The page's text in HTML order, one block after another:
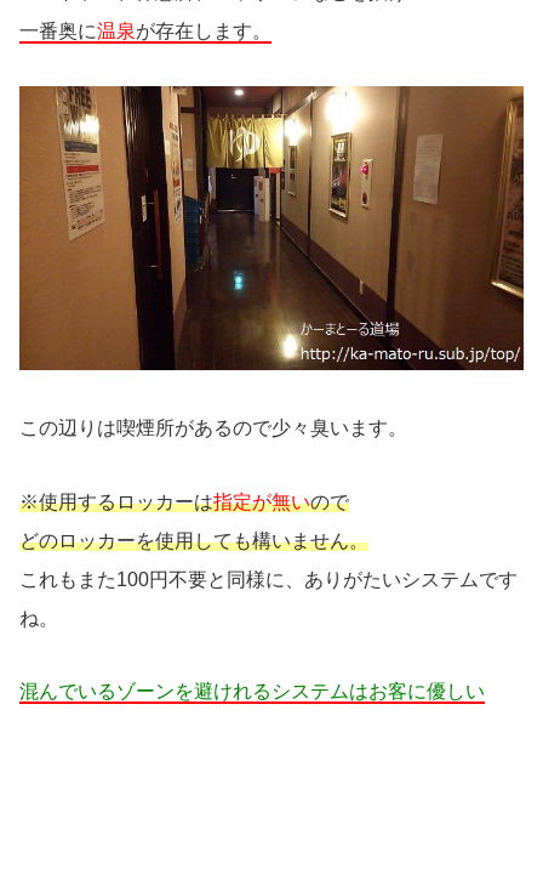
一番奥に温泉が存在します。
この辺りは喫煙所があるので少々臭います。
※使用するロッカーは指定が無いので
どのロッカーを使用しても構いません。
これもまた100円不要と同様に、ありがたいシステムです
ね。
混んでいるゾーンを避けれるシステムはお客に優しい